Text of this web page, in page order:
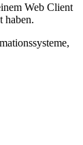
Web Client
haben.